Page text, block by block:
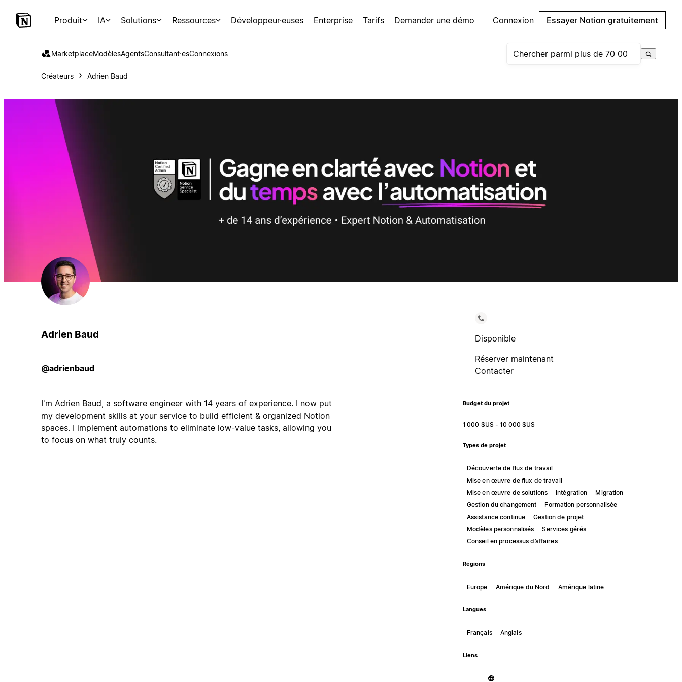
Produit IA Solutions Ressources Développeur·euses Enterprise Tarifs Demander une démo Connexion Essayer Notion gratuitement
MarketplaceModèlesAgentsConsultant·esConnexions
Créateurs Adrien Baud
Adrien Baud
@adrienbaud
I'm Adrien Baud, a software engineer with 14 years of experience. I now put
my development skills at your service to build efficient & organized Notion
spaces. I implement automations to eliminate low-value tasks, allowing you
to focus on what truly counts.
Disponible
Réserver maintenant
Contacter
Budget du projet
1 000 $US - 10 000 $US
Types de projet
Découverte de flux de travail
Mise en œuvre de flux de travail
Mise en œuvre de solutions
Intégration
Migration
Gestion du changement
Formation personnalisée
Assistance continue
Gestion de projet
Modèles personnalisés
Services gérés
Conseil en processus d’affaires
Régions
Europe Amérique du Nord Amérique latine
Langues
Français Anglais
Liens